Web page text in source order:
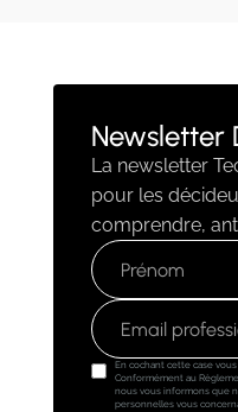
Newsletter
La newsletter
pour les
comprendre,
En cochant cette case
Conformément au
nous vous informons que
personnelles vous